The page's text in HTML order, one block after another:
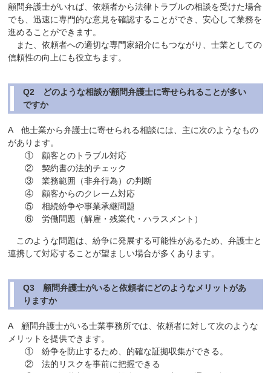
顧問弁護士がいれば、依頼者から法律トラブルの相談を受けた場合
でも、迅速に専門的な意見を確認することができ、安心して業務を
進めることができます。
また、依頼者への適切な専門家紹介にもつながり、士業としての
信頼性の向上にも役立ちます。
Q2 どのような相談が顧問弁護士に寄せられることが多い
ですか
A 他士業から弁護士に寄せられる相談には、主に次のようなもの
があります。
① 顧客とのトラブル対応
② 契約書の法的チェック
③ 業務範囲（非弁行為）の判断
④ 顧客からのクレーム対応
⑤ 相続紛争や事業承継問題
⑥ 労働問題（解雇・残業代・ハラスメント）
このような問題は、紛争に発展する可能性があるため、弁護士と
連携して対応することが望ましい場合が多くあります。
Q3 顧問弁護士がいると依頼者にどのようなメリットがあ
りますか
A 顧問弁護士がいる士業事務所では、依頼者に対して次のような
メリットを提供できます。
① 紛争を防止するため、的確な証拠収集ができる。
② 法的リスクを事前に把握できる